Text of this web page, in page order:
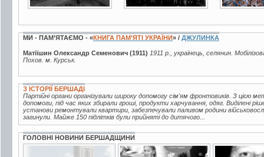
МИ - ПАМ’ЯТАЄМО - «КНИГА ПАМ’ЯТІ УКРАЇНИ» / ДЖУЛИНКА
Матіїшин Олександр Семенович (1911) 1911 р., українець, селянин.
Похов. м. Курськ.
З ІСТОРІЇ БЕРШАДІ
Партійні органи організували широку допомогу сім'ям фронтовиків. З цією
допомоги, під час яких збирали гроші, продукти харчування, одяг. Виділені
установи ремонтували квартири, забезпечували паливом родини
загинули. Майже 150 підлітків були прийняті до дитячого...
ГОЛОВНІ НОВИНИ БЕРШАДЩИНИ